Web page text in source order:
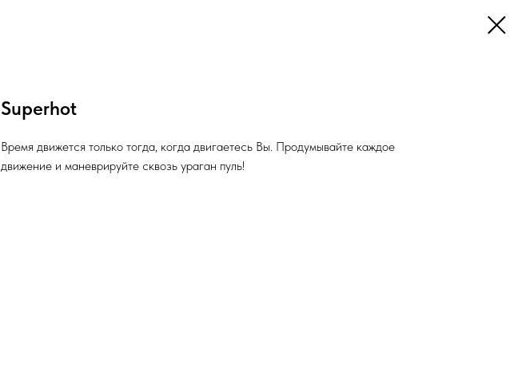
Superhot
Время движется только тогда, когда двигаетесь Вы. Продумывайте каждое
движение и маневрируйте сквозь ураган пуль!